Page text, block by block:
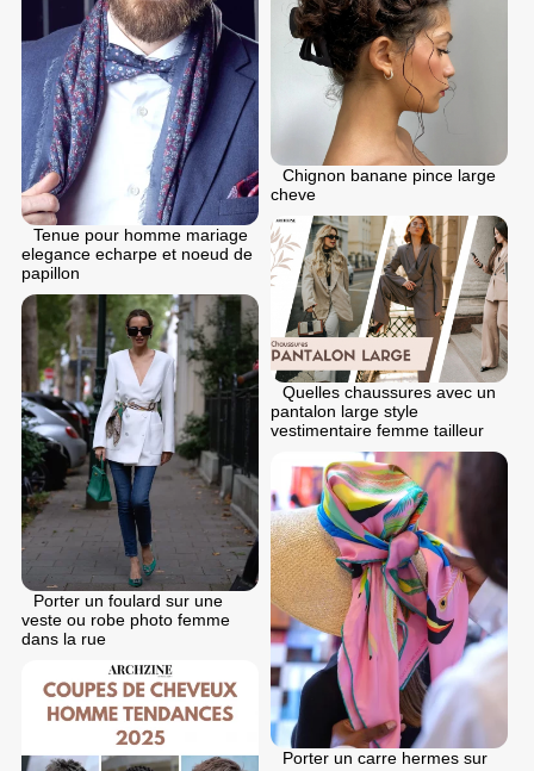
Chignon banane pince large
cheve
Tenue pour homme mariage
elegance echarpe et noeud de
papillon
Quelles chaussures avec un
pantalon large style
vestimentaire femme tailleur
Porter un foulard sur une
veste ou robe photo femme
dans la rue
Porter un carre hermes sur